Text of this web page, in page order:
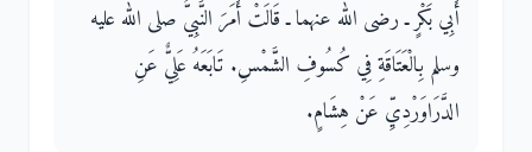
أَبِي بَكْرٍ ـ رضى الله عنهما ـ قَالَتْ أَمَرَ النَّبِيُّ صلى الله عليه
وسلم بِالْعَتَاقَةِ فِي كُسُوفِ الشَّمْسِ‏.‏ تَابَعَهُ عَلِيٌّ عَنِ
الدَّرَاوَرْدِيِّ عَنْ هِشَامٍ‏.‏